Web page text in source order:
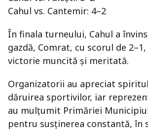
Cahul vs. Cantemir: 4–2
În finala turneului, Cahul a
gazdă, Comrat, cu scorul de
victorie muncită și meritată.
Organizatorii au apreciat
dăruirea sportivilor, iar
au mulțumit Primăriei
pentru susținerea constantă, în